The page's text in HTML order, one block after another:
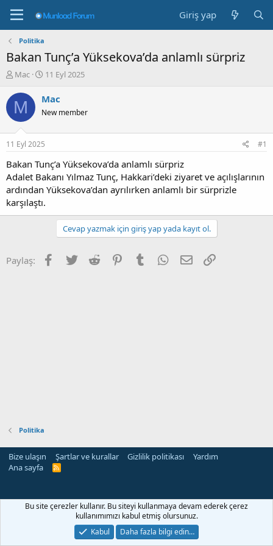
Giriş yap
Politika
Bakan Tunç’a Yüksekova’da anlamlı sürpriz
K
n
b
u
u
b
a
ş
l
a
t
a
Mac
B
ş
a
ç
t
a
i
h
11 Eyl 2025
M Mac
New member
11 Eyl 2025 #1
Bakan Tunç’a Yüksekova’da anlamlı sürpriz
Adalet Bakanı Yılmaz Tunç, Hakkari’deki ziyaret ve açılışlarının
ardından Yüksekova’dan ayrılırken anlamlı bir sürprizle
karşılaştı.
Cevap yazmak için giriş yap yada kayıt ol.
Paylaş: Facebook
Twitter Reddit PinterestTumblr WhatsApp
E-posta
Politika
Bize ulaşın Şartlar ve kurallar Gizlilik politikası
Yardım
Ana sayfa
R
Bu site çerezler kullanır. Bu siteyi kullanmaya devam ederek çerez
kullanımımızı kabul etmiş olursunuz.
Kabul
Daha fazla bilgi edin…